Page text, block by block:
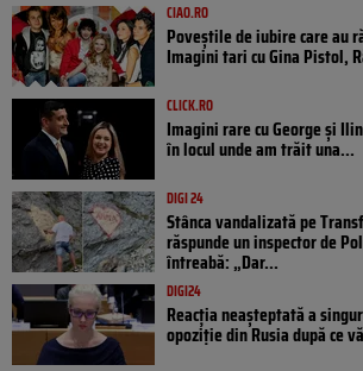
CIAO.RO
Poveştile de iubire care au
Imagini tari cu Gina Pistol,
CLICK.RO
Imagini rare cu George și
în locul unde am trăit una...
DIGI 24
Stânca vandalizată pe
răspunde un inspector de
întreabă: „Dar...
DIGI24
Reacția neașteptată a
opoziţie din Rusia după ce